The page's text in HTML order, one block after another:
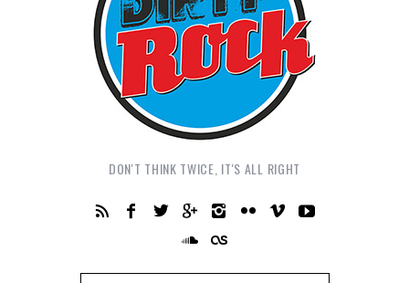
DON'T THINK TWICE, IT'S ALL RIGHT